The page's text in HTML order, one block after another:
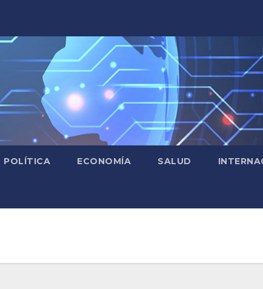
POLÍTICA ECONOMÍA SALUD